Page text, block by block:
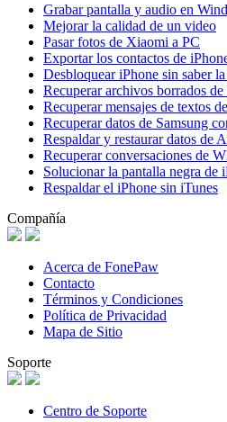
Grabar pantalla y audio en
Mejorar la calidad de un video
Pasar fotos de Xiaomi a PC
Exportar los contactos de
Desbloquear iPhone sin saber la
Recuperar archivos borrados de
Recuperar mensajes de textos
Recuperar datos de Samsung
Respaldar y restaurar datos de
Recuperar conversaciones de
Solucionar la pantalla negra de
Respaldar el iPhone sin iTunes
Compañía
Acerca de FonePaw
Contacto
Términos y Condiciones
Política de Privacidad
Mapa de Sitio
Soporte
Centro de Soporte